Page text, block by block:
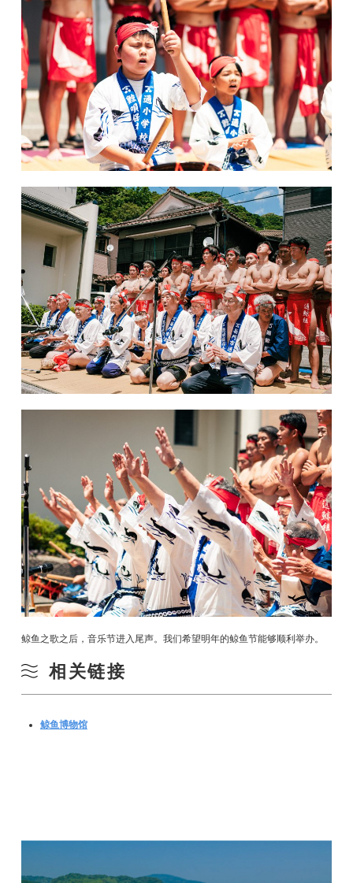
鲸鱼之歌之后，音乐节进入尾声。我们希望明年的鲸鱼节能够顺利举办。
相关链接
鲸鱼博物馆